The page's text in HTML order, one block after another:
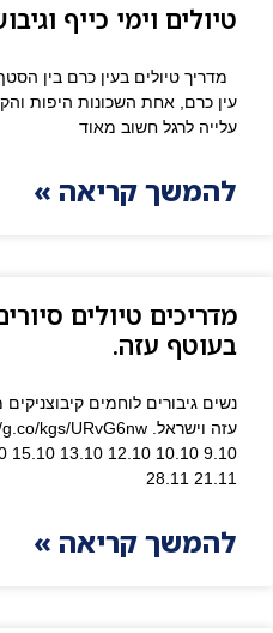
טיולים וימי כייף
מדריך טיולים בעין כרם בין
עין כרם, אחת השכונות היפות
עלייה לרגל חשוב מאוד
להמשך קריאה »
מדריכים טיולים
בעוטף עזה.
נשים גיבורים לוחמים
21.11 28.11
להמשך קריאה »